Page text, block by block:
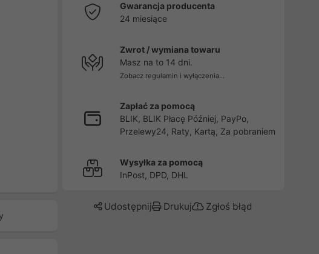
Gwarancja producenta
24 miesiące
Zwrot / wymiana towaru
Masz na to 14 dni.
Zobacz regulamin i wyłączenia...
Zapłać za pomocą
BLIK, BLIK Płacę Później, PayPo,
Przelewy24, Raty, Kartą, Za pobraniem
Wysyłka za pomocą
InPost, DPD, DHL
Udostępnij Drukuj Zgłoś błąd